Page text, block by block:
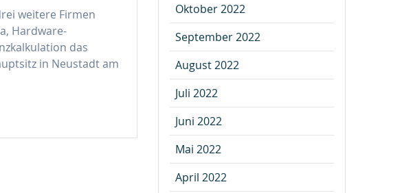
weitere Firmen
Hardware-
das
in Neustadt am
Oktober 2022
September 2022
August 2022
Juli 2022
Juni 2022
Mai 2022
April 2022